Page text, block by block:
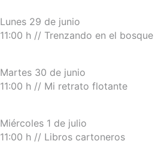
Lunes 29 de junio
11:00 h // Trenzando en el bosque
Martes 30 de junio
11:00 h // Mi retrato flotante
Miércoles 1 de julio
11:00 h // Libros cartoneros